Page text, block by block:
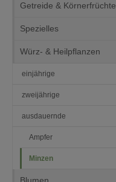
Getreide & Körnerfrüchte
Spezielles
Würz- & Heilpflanzen
einjährige
zweijährige
ausdauernde
Ampfer
Minzen